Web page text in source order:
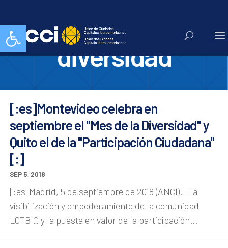
Abrir barra de herramientasmes de la
diversidad
[:es]Montevideo celebra en
septiembre el "Mes de la Diversidad" y
Quito el de la "Participación Ciudadana"
[:]
SEP 5, 2018
[:es]Madrid, 5 de septiembre de 2018 (ANCI).- La
visibilización y empoderamiento de la comunidad
LGTBIQ y la puesta en valor de la participación...